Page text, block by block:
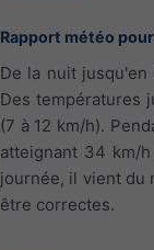
Rapport météo
De la nuit
Des températures
(7 à 12 km/h).
atteignant 34 km/
journée, il vient du
être correctes.